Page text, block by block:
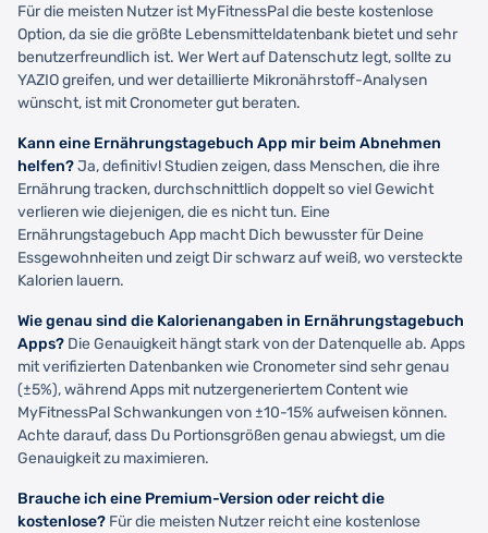
Für die meisten Nutzer ist MyFitnessPal die beste kostenlose
Option, da sie die größte Lebensmitteldatenbank bietet und sehr
benutzerfreundlich ist. Wer Wert auf Datenschutz legt, sollte zu
YAZIO greifen, und wer detaillierte Mikronährstoff-Analysen
wünscht, ist mit Cronometer gut beraten.
Kann eine Ernährungstagebuch App mir beim Abnehmen
helfen?Ja, definitiv! Studien zeigen, dass Menschen, die ihre
Ernährung tracken, durchschnittlich doppelt so viel Gewicht
verlieren wie diejenigen, die es nicht tun. Eine
Ernährungstagebuch App macht Dich bewusster für Deine
Essgewohnheiten und zeigt Dir schwarz auf weiß, wo versteckte
Kalorien lauern.
Wie genau sind die Kalorienangaben in Ernährungstagebuch
Apps? Die Genauigkeit hängt stark von der Datenquelle ab. Apps
mit verifizierten Datenbanken wie Cronometer sind sehr genau
(±5%), während Apps mit nutzergeneriertem Content wie
MyFitnessPal Schwankungen von ±10-15% aufweisen können.
Achte darauf, dass Du Portionsgrößen genau abwiegst, um die
Genauigkeit zu maximieren.
Brauche ich eine Premium-Version oder reicht die
kostenlose? Für die meisten Nutzer reicht eine kostenlose